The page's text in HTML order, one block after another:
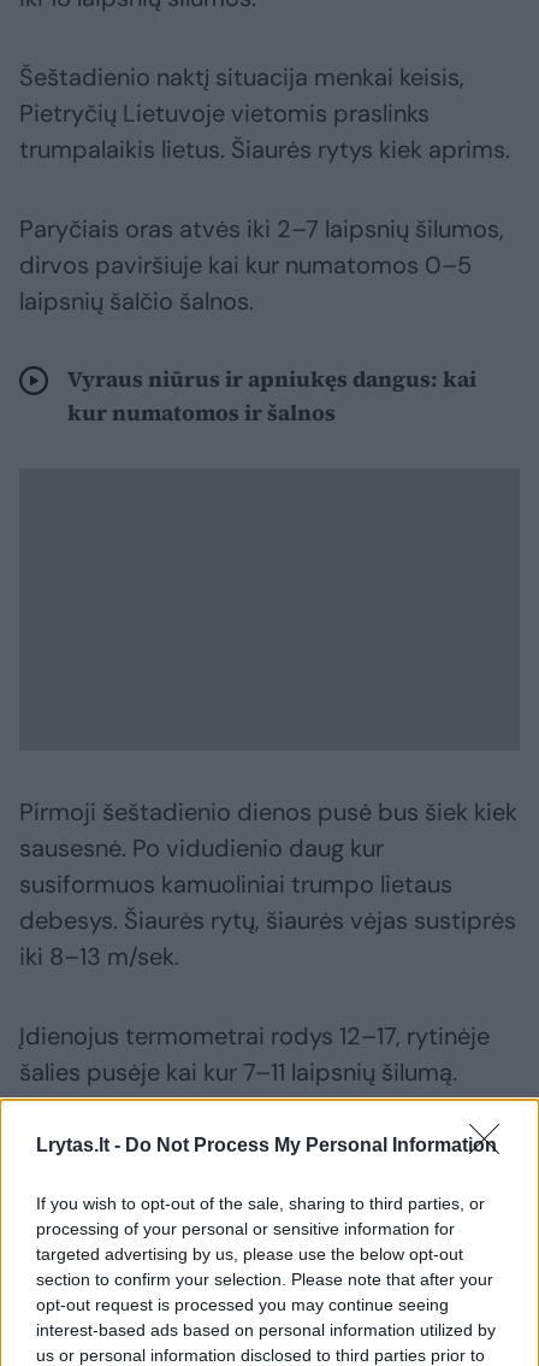
Lrytas.lt - Do Not Process My Personal Information
If you wish to opt-out of the sale, sharing to third parties, or
processing of your personal or sensitive information for
targeted advertising by us, please use the below opt-out
section to confirm your selection. Please note that after your
opt-out request is processed you may continue seeing
interest-based ads based on personal information utilized by
us or personal information disclosed to third parties prior to
Šeštadienio naktį situacija menkai keisis,
Pietryčių Lietuvoje vietomis praslinks
trumpalaikis lietus. Šiaurės rytys kiek aprims.
Paryčiais oras atvės iki 2–7 laipsnių šilumos,
dirvos paviršiuje kai kur numatomos 0–5
laipsnių šalčio šalnos.
Vyraus niūrus ir apniukęs dangus: kai
kur numatomos ir šalnos
Pirmoji šeštadienio dienos pusė bus šiek kiek
sausesnė. Po vidudienio daug kur
susiformuos kamuoliniai trumpo lietaus
debesys. Šiaurės rytų, šiaurės vėjas sustiprės
iki 8–13 m/sek.
Įdienojus termometrai rodys 12–17, rytinėje
šalies pusėje kai kur 7–11 laipsnių šilumą.